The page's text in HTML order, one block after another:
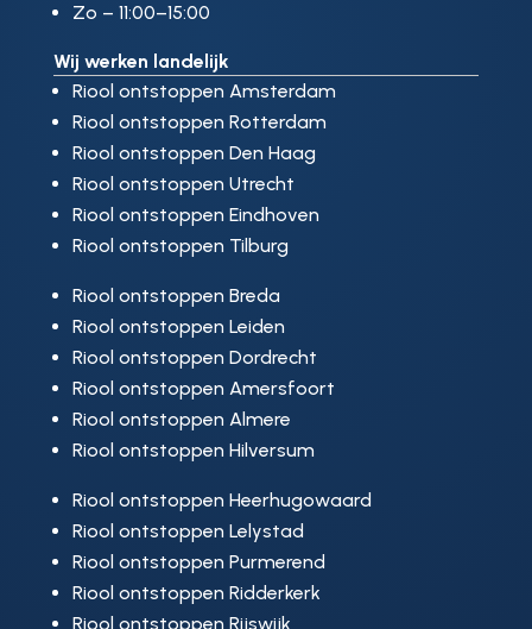
Zo – 11:00–15:00
Wij werken landelijk
Riool ontstoppen Amsterdam
Riool ontstoppen Rotterdam
Riool ontstoppen Den Haag
Riool ontstoppen Utrecht
Riool ontstoppen Eindhoven
Riool ontstoppen Tilburg
Riool ontstoppen Breda
Riool ontstoppen Leiden
Riool ontstoppen Dordrecht
Riool ontstoppen Amersfoort
Riool ontstoppen Almere
Riool ontstoppen Hilversum
Riool ontstoppen Heerhugowaard
Riool ontstoppen Lelystad
Riool ontstoppen Purmerend
Riool ontstoppen Ridderkerk
Riool ontstoppen Rijswijk